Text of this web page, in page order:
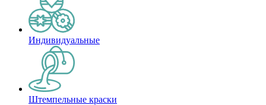
Индивидуальные
Штемпельные краски